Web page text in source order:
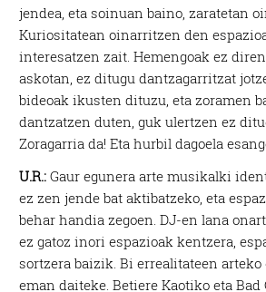
jendea, eta soinuan baino, zaratetan
Kuriositatean oinarritzen den
interesatzen zait. Hemengoak ez
askotan, ez ditugu dantzagarritzat
bideoak ikusten dituzu, eta zoramen
dantzatzen duten, guk ulertzen ez
Zoragarria da! Eta hurbil dagoela
U.R.: Gaur egunera arte musikalki
ez zen jende bat aktibatzeko, eta
behar handia zegoen. DJ-en lana
ez gatoz inori espazioak kentzera,
sortzera baizik. Bi errealitateen
eman daiteke. Betiere Kaotiko eta Bad